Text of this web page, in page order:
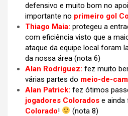
defensivo e muito bom no
importante no primeiro gol
Thiago Maia: protegeu a
com eficiência visto que a
ataque da equipe local foram
da nossa área (nota 6)
Alan Rodríguez: fez muito
várias partes do meio-de-
Alan Patrick: fez ótimos
jogadores Colorados e ainda
Colorado!
(nota 8)